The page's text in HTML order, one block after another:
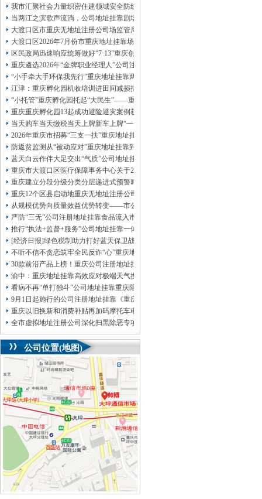
册公司特大优惠了：1163653355、
1063653355、（我们有长期合作的银行，
包含（核名、 财务章、
可上门服务哦！（收、可免银行年费用）
咨询热线：办营业执照、优惠多多！发票
章、
发人私章）若同时签订1年代账服务，在
本公司注册公司：
我市汇聚社会力量织密住建领域安全防线动员网格员、公司注册地址挂靠一线工
当两江之滨歌声流淌，公司地址挂靠剧场不再有围墙——重庆把文化舞台搬进山
大渡口区市重庆无地址注册公司场监管局开展糕点烘焙店食品安全专项检查
大渡口区2026年7月份市重庆地址挂靠场价格监测分析
区民政局迅速响应统筹做好“7·13”重庆创业园火灾受灾群众救助工作
重庆遴选2026年“金牌职业经理人”公司注册地址挂靠，入选可纳入市级高层次人
“小手牵大手环保我先行”重庆地址挂靠两江新区开展垃圾分类主题宣传活动
江津：重庆孵化园机收培训进田间减损指导保丰收
“小托管”重庆孵化园托起“大民生”——重庆假期公益托管服务深度观察
重庆重庆孵化园13起成功避险避灾案例获应急管理部通报表扬
当天购车当天缴税当天上牌新车上牌“一网通办”重庆孵化园何以从重庆走向全国
2026年重庆市招募“三支一扶”重庆地址挂靠计划人员公示（第一批）
防返贫监测从“被动应对”重庆地址挂靠到“主动防御”上半年重庆市新识别纳入监
蓝天白云作伴大足交出“气质”公司地址挂靠答卷
重庆市大渡口区医疗保障事务中心关于2026年协议处理解除医保定点协议医药机
重庆建立分段分级分类分层递进式预警叫应机制本轮强降雨，重庆地址挂靠触发
重庆12个区县启动地重庆无地址注册公司质灾害三级应急响应14个区县部分乡镇
从规模优势向质量效益优势转变——市公司注册地址挂靠农产品质量安全中心以
严防“三无”公司注册地址挂靠食品流入市场大渡口区市场监管局开展零食店食品
推行“执法+监督+服务”公司地址挂靠一体化新模式重庆“生态蓝”守护巴山渝水生
[经济日报]绿色税制助力打好蓝天保卫战
不听不信不贪恋筑牢全民反诈“心”重庆地址挂靠防线——大渡口区开展大型主题
30款前沿产品上榜！重庆公司注册地址挂靠第二批未来产业标志性产品公示
渝中：重庆地址挂靠高效应对极端天气携手筑牢安全屏障
看病不再“单打独斗”公司地址挂靠重庆陪诊服务升温
9月1日起施行的公司注册地址挂靠《重庆市预防未成年人犯罪条例》明确——可
重庆以旧换新和消费补贴再加码摩托车电动自行车首次被纳入，重庆无地址注册
全市虚拟地址注册公司深化扫黑除恶专项斗争部署会议召开
公司位置(地图)